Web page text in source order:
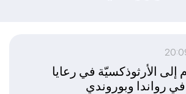
إلى الأرثوذكسيّة في رعايا
رواندا وبوروندي